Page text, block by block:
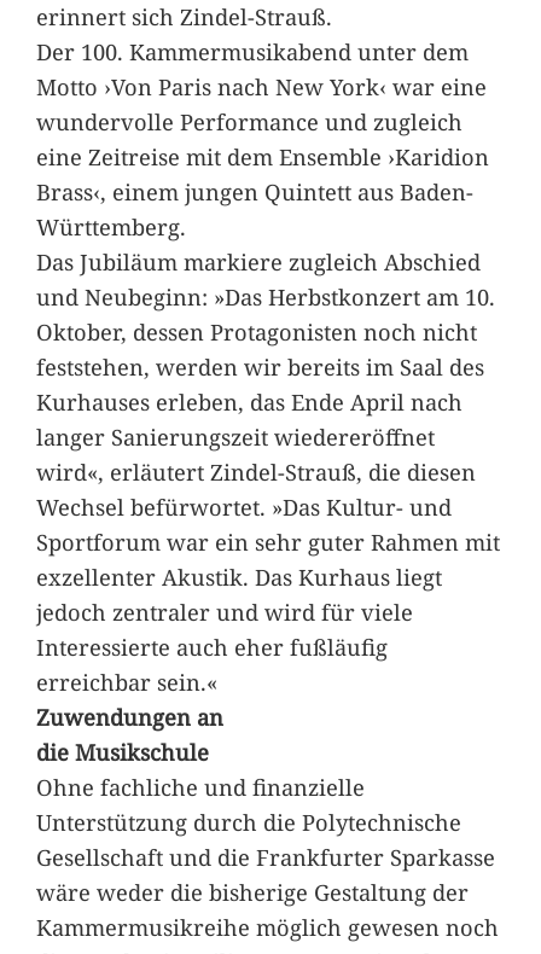
erinnert sich Zindel-Strauß.
Der 100. Kammermusikabend unter dem
Motto ›Von Paris nach New York‹ war eine
wundervolle Performance und zugleich
eine Zeitreise mit dem Ensemble ›Karidion
Brass‹, einem jungen Quintett aus Baden-
Württemberg.
Das Jubiläum markiere zugleich Abschied
und Neubeginn: »Das Herbstkonzert am 10.
Oktober, dessen Protagonisten noch nicht
feststehen, werden wir bereits im Saal des
Kurhauses erleben, das Ende April nach
langer Sanierungszeit wiedereröffnet
wird«, erläutert Zindel-Strauß, die diesen
Wechsel befürwortet. »Das Kultur- und
Sportforum war ein sehr guter Rahmen mit
exzellenter Akustik. Das Kurhaus liegt
jedoch zentraler und wird für viele
Interessierte auch eher fußläufig
erreichbar sein.«
Zuwendungen an
die Musikschule
Ohne fachliche und finanzielle
Unterstützung durch die Polytechnische
Gesellschaft und die Frankfurter Sparkasse
wäre weder die bisherige Gestaltung der
Kammermusikreihe möglich gewesen noch